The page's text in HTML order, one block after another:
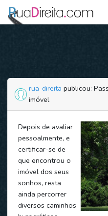
rua-direita publicou:
imóvel
Depois de avaliar
pessoalmente, e
certificar-se de
que encontrou o
imóvel dos seus
sonhos, resta
ainda percorrer
diversos caminhos